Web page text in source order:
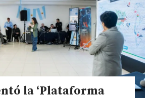
la ‘Plataforma